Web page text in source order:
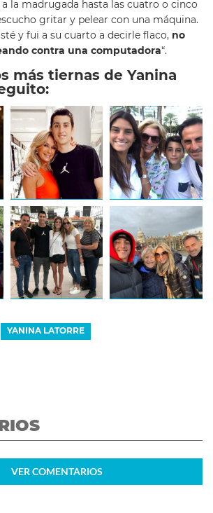
la madrugada hasta las cuatro o cinco
gritar y pelear con una máquina.
y fui a su cuarto a decirle flaco, no
contra una computadora“.
más tiernas de Yanina
YANINA LATORRE
VER COMENTARIOS